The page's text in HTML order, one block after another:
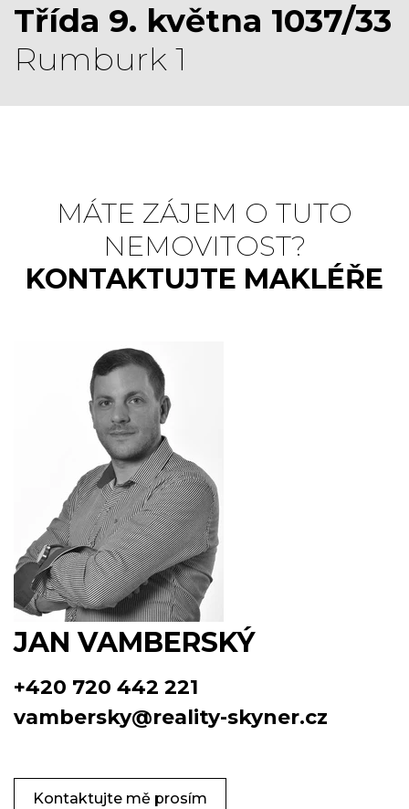
Třída 9. května 1037/33
Rumburk 1
MÁTE ZÁJEM O TUTO
NEMOVITOST?
KONTAKTUJTE MAKLÉŘE
JAN VAMBERSKÝ
+420 720 442 221
vambersky@reality-skyner.cz
Kontaktujte mě prosím